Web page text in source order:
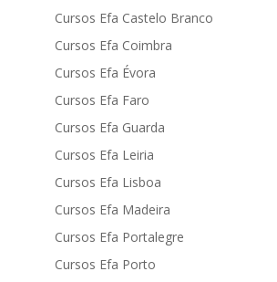
Cursos Efa Castelo Branco
Cursos Efa Coimbra
Cursos Efa Évora
Cursos Efa Faro
Cursos Efa Guarda
Cursos Efa Leiria
Cursos Efa Lisboa
Cursos Efa Madeira
Cursos Efa Portalegre
Cursos Efa Porto